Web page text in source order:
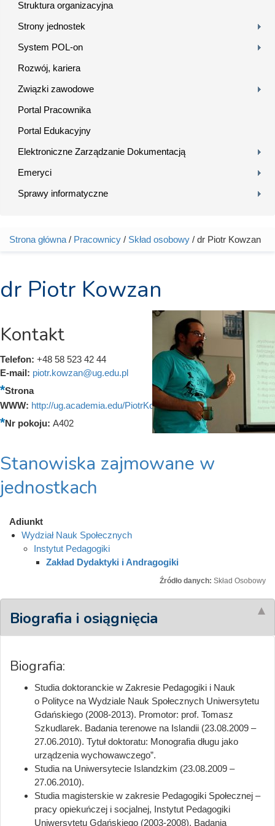
Struktura organizacyjna
Strony jednostek
System POL-on
Rozwój, kariera
Związki zawodowe
Portal Pracownika
Portal Edukacyjny
Elektroniczne Zarządzanie Dokumentacją
Emeryci
Sprawy informatyczne
Jesteś tutaj
Strona główna / Pracownicy / Skład osobowy / dr Piotr Kowzan
dr Piotr Kowzan
Kontakt
Telefon: +48 58 523 42 44
E-mail: piotr.kowzan@ug.edu.pl
Strona
WWW: http://ug.academia.edu/PiotrKowzan
Nr pokoju: A402
Stanowiska zajmowane w
jednostkach
Adiunkt
Wydział Nauk Społecznych
Instytut Pedagogiki
Zakład Dydaktyki i Andragogiki
Źródło danych: Skład Osobowy
Biografia i osiągnięcia
Biografia:
Studia doktoranckie w Zakresie Pedagogiki i Nauk
o Polityce na Wydziale Nauk Społecznych Uniwersytetu
Gdańskiego (2008-2013). Promotor: prof. Tomasz
Szkudlarek. Badania terenowe na Islandii (23.08.2009 –
27.06.2010). Tytuł doktoratu: Monografia długu jako
urządzenia wychowawczego”.
Studia na Uniwersytecie Islandzkim (23.08.2009 –
27.06.2010).
Studia magisterskie w zakresie Pedagogiki Społecznej –
pracy opiekuńczej i socjalnej, Instytut Pedagogiki
Uniwersytetu Gdańskiego (2003-2008). Badania